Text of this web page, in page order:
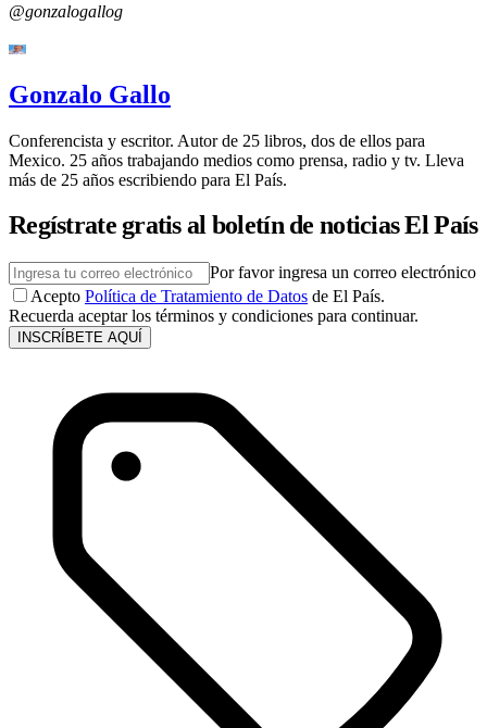
@gonzalogallog
Gonzalo Gallo
Conferencista y escritor. Autor de 25 libros, dos de ellos para
Mexico. 25 años trabajando medios como prensa, radio y tv. Lleva
más de 25 años escribiendo para El País.
Regístrate gratis al boletín de noticias El País
Por favor ingresa un correo electrónico
Acepto Política de Tratamiento de Datos de El País.
Recuerda aceptar los términos y condiciones para continuar.
INSCRÍBETE AQUÍ